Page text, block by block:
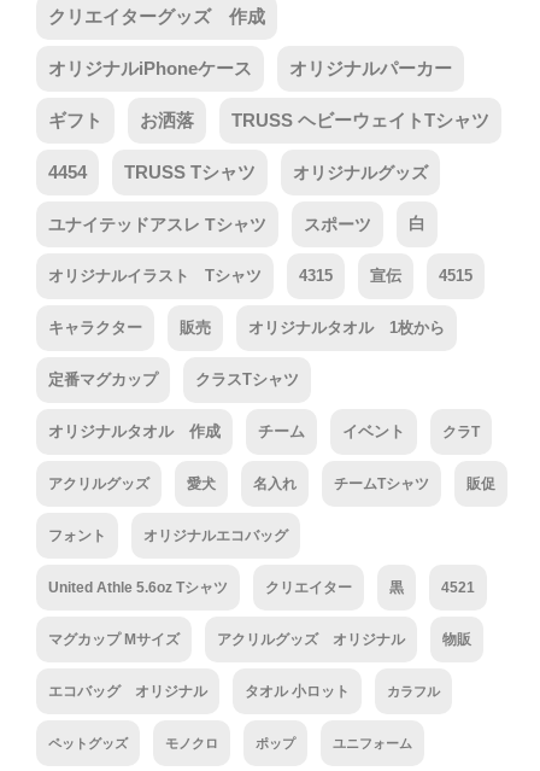
クリエイターグッズ 作成
オリジナルiPhoneケース オリジナルパーカー
ギフト お洒落 TRUSS ヘビーウェイトTシャツ
4454 TRUSS Tシャツ オリジナルグッズ
ユナイテッドアスレ Tシャツ スポーツ 白
オリジナルイラスト Tシャツ 4315 宣伝 4515
キャラクター 販売 オリジナルタオル 1枚から
定番マグカップ クラスTシャツ
オリジナルタオル 作成 チーム イベント クラT
アクリルグッズ 愛犬 名入れ チームTシャツ 販促
フォント オリジナルエコバッグ
United Athle 5.6oz Tシャツ クリエイター 黒 4521
マグカップ Mサイズ アクリルグッズ オリジナル 物販
エコバッグ オリジナル タオル 小ロット カラフル
ペットグッズ モノクロ ポップ ユニフォーム